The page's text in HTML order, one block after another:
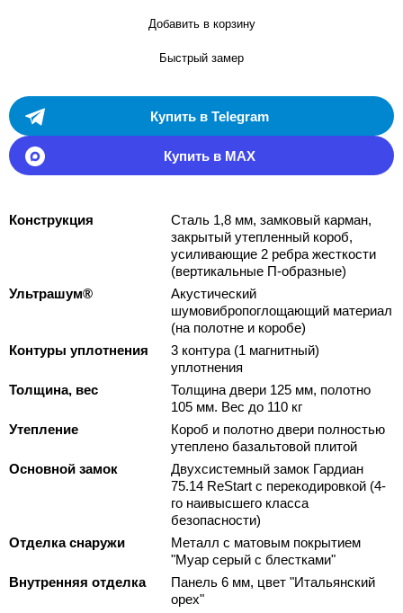
Добавить в корзину
Быстрый замер
Купить в Telegram
Купить в MAX
Конструкция
Сталь 1,8 мм, замковый карман,
закрытый утепленный короб,
усиливающие 2 ребра жесткости
(вертикальные П-образные)
Ультрашум®
Акустический
шумовибропоглощающий материал
(на полотне и коробе)
Контуры уплотнения
3 контура (1 магнитный)
уплотнения
Толщина, вес
Толщина двери 125 мм, полотно
105 мм. Вес до 110 кг
Утепление
Короб и полотно двери полностью
утеплено базальтовой плитой
Основной замок
Двухсистемный замок Гардиан
75.14 ReStart с перекодировкой (4-
го наивысшего класса
безопасности)
Отделка снаружи
Металл с матовым покрытием
"Муар серый с блестками"
Внутренняя отделка
Панель 6 мм, цвет "Итальянский
орех"